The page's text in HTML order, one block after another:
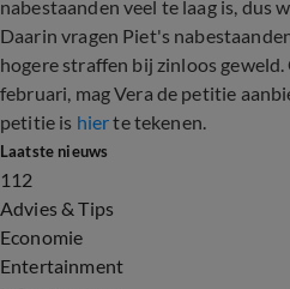
nabestaanden veel te laag is, dus
Daarin vragen Piet's
hogere straffen bij zinloos
februari, mag Vera de petitie
petitie is hierte tekenen.
Laatste nieuws
112
Advies & Tips
Economie
Entertainment